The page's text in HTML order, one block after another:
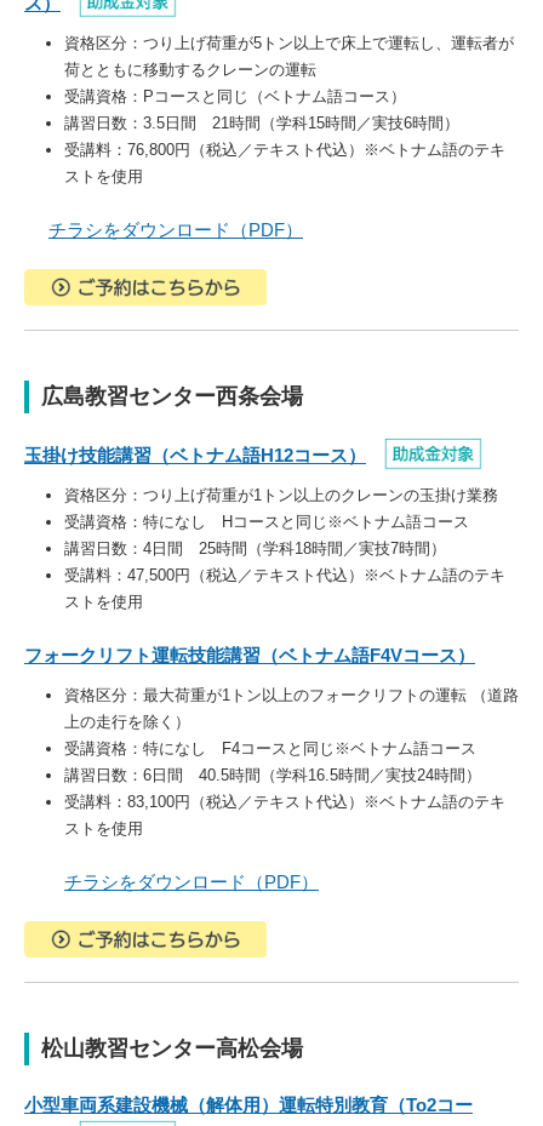
資格区分：つり上げ荷重が5トン以上で床上で運転し、運転者が
荷とともに移動するクレーンの運転
受講資格：Pコースと同じ（ベトナム語コース）
講習日数：3.5日間 21時間（学科15時間／実技6時間）
受講料：76,800円（税込／テキスト代込）※ベトナム語のテキ
ストを使用
チラシをダウンロード（PDF）
広島教習センター西条会場
玉掛け技能講習（ベトナム語H12コース）
資格区分：つり上げ荷重が1トン以上のクレーンの玉掛け業務
受講資格：特になし Hコースと同じ※ベトナム語コース
講習日数：4日間 25時間（学科18時間／実技7時間）
受講料：47,500円（税込／テキスト代込）※ベトナム語のテキ
ストを使用
フォークリフト運転技能講習（ベトナム語F4Vコース）
資格区分：最大荷重が1トン以上のフォークリフトの運転 （道路
上の走行を除く）
受講資格：特になし F4コースと同じ※ベトナム語コース
講習日数：6日間 40.5時間（学科16.5時間／実技24時間）
受講料：83,100円（税込／テキスト代込）※ベトナム語のテキ
ストを使用
チラシをダウンロード（PDF）
松山教習センター高松会場
小型車両系建設機械（解体用）運転特別教育（To2コー